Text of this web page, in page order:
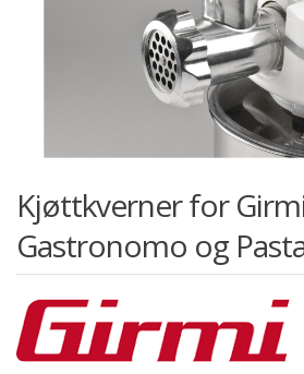
Kjøttkverner for
Gastronomo og